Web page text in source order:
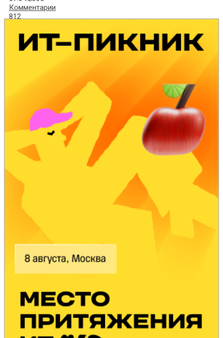
Комментарии
812